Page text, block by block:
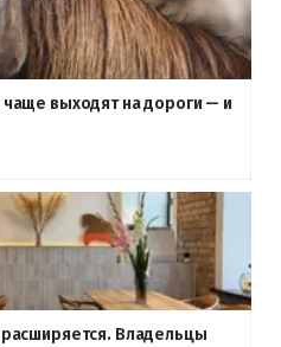
выходят на дороги — и
Владельцы